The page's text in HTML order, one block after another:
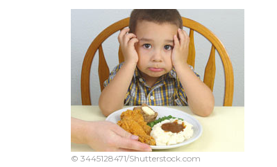
© 3445128471/Shutterstock.com